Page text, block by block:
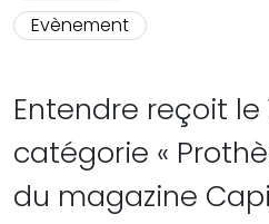
Evènement
Entendre reçoit le
catégorie «
du magazine